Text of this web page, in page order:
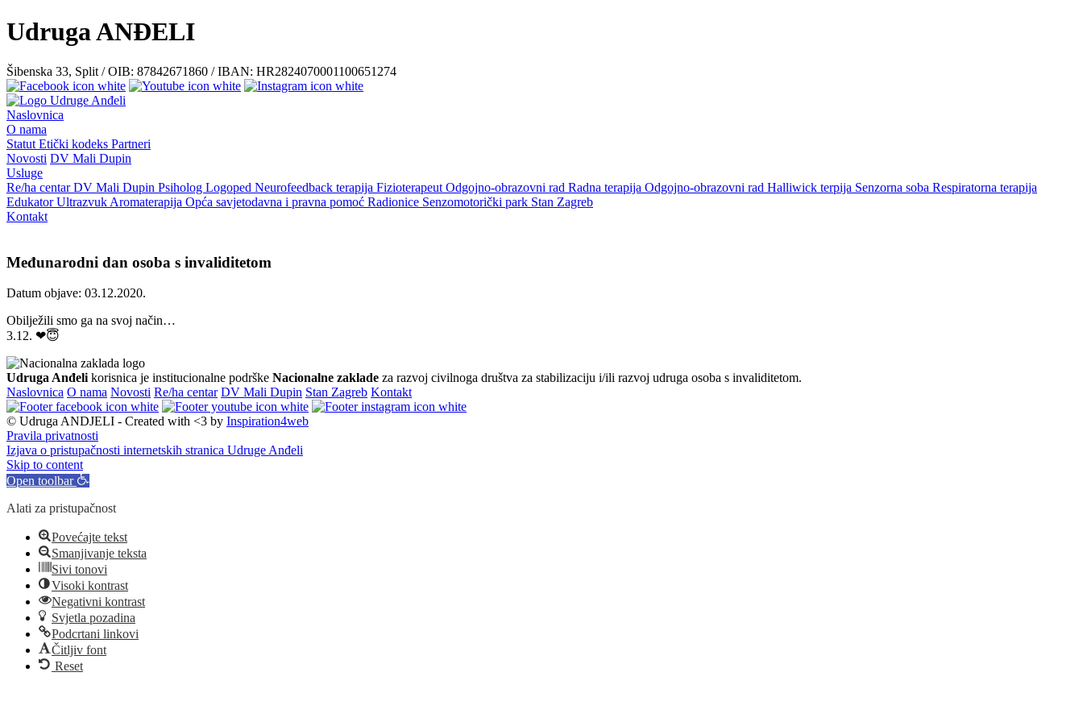
Udruga ANĐELI
Šibenska 33, Split / OIB: 87842671860 / IBAN: HR2824070001100651274
Naslovnica
O nama
Statut Etički kodeks Partneri
Novosti DV Mali Dupin
Usluge
Re/ha centarDV Mali Dupin Psiholog Logoped Neurofeedback terapija Fizioterapeut Odgojno-obrazovni rad Radna terapija Odgojno-obrazovni rad Halliwick terpija Senzorna soba Respiratorna terapija
EdukatorUltrazvuk Aromaterapija Opća savjetodavna i pravna pomoć Radionice Senzomotorički park Stan Zagreb
Kontakt
Međunarodni dan osoba s invaliditetom
Datum objave: 03.12.2020.
Obilježili smo ga na svoj način…
3.12. ❤😇
Udruga Anđeli korisnica je institucionalne podrške Nacionalne zaklade za razvoj civilnoga društva za stabilizaciju i/ili razvoj udruga osoba s invaliditetom.
Naslovnica O nama Novosti Re/ha centar DV Mali Dupin Stan Zagreb Kontakt
© Udruga ANDJELI - Created with <3 by Inspiration4web
Pravila privatnosti
Izjava o pristupačnosti internetskih stranica Udruge Anđeli
Skip to content
Open toolbar
Alati za pristupačnost
Povećajte tekst
Smanjivanje teksta
Sivi tonovi
Visoki kontrast
Negativni kontrast
Svjetla pozadina
Podcrtani linkovi
Čitljiv font
Reset